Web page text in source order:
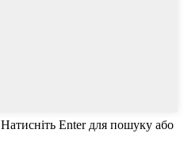
Натисніть Enter для пошуку або